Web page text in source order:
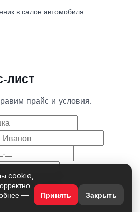
в салон автомобиля
cookie,
—
Принять Закрыть
прайс и условия.